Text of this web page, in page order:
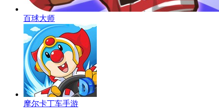
百球大师
摩尔卡丁车手游